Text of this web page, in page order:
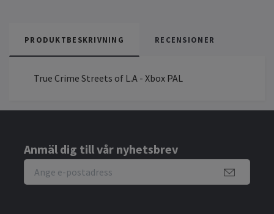
PRODUKTBESKRIVNING RECENSIONER
True Crime Streets of L.A - Xbox PAL
Anmäl dig till vår nyhetsbrev